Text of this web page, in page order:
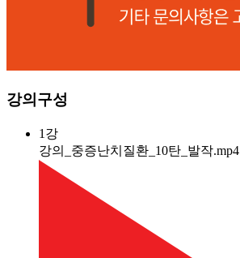
강의구성
1강
강의_중증난치질환_10탄_발작.mp4